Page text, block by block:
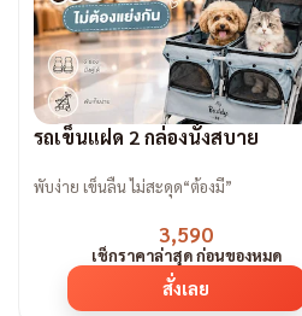
รถเข็นแฝด 2 กล่องนั่งสบาย
พับง่าย เข็นลื่น ไม่สะดุด“ต้องมี”
3,590
เช็กราคาล่าสุด ก่อนของหมด
สั่งเลย